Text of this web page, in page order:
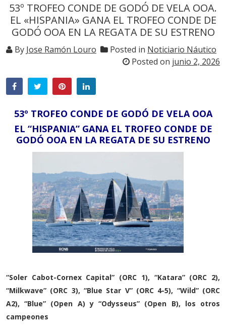
53º TROFEO CONDE DE GODÓ DE VELA OOA.
EL «HISPANIA» GANA EL TROFEO CONDE DE
GODÓ OOA EN LA REGATA DE SU ESTRENO
By Jose Ramón Louro Posted in Noticiario Náutico
Posted on junio 2, 2026
53º TROFEO CONDE DE GODÓ DE VELA OOA
EL “HISPANIA” GANA EL TROFEO CONDE DE
GODÓ OOA EN LA REGATA DE SU ESTRENO
“Soler Cabot-Cornex Capital” (ORC 1), “Katara” (ORC 2),
“Milkwave” (ORC 3), “Blue Star V” (ORC 4-5), “Wild” (ORC
A2), “Blue” (Open A) y “Odysseus” (Open B), los otros
campeones